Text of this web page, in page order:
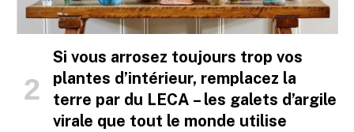
Si vous arrosez toujours trop vos
plantes d’intérieur, remplacez la
terre par du LECA – les galets d’argile
virale que tout le monde utilise